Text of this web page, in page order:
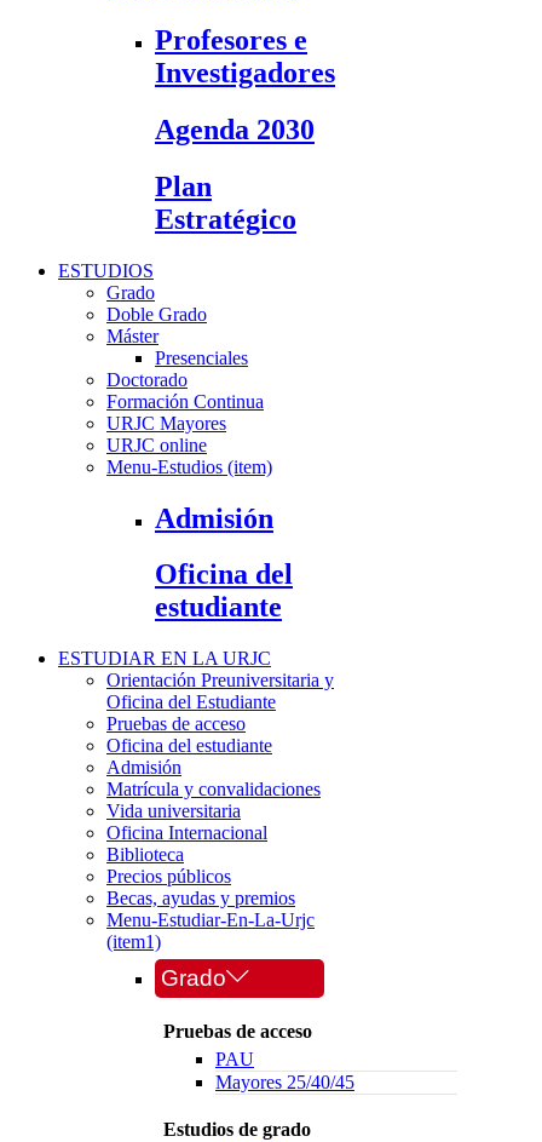
Profesores e
Investigadores
Agenda 2030
Plan
Estratégico
ESTUDIOS
Grado
Doble Grado
Máster
Presenciales
Doctorado
Formación Continua
URJC Mayores
URJC online
Menu-Estudios (item)
Admisión
Oficina del
estudiante
ESTUDIAR EN LA URJC
Orientación Preuniversitaria y
Oficina del Estudiante
Pruebas de acceso
Oficina del estudiante
Admisión
Matrícula y convalidaciones
Vida universitaria
Oficina Internacional
Biblioteca
Precios públicos
Becas, ayudas y premios
Menu-Estudiar-En-La-Urjc
(item1)
Grado
Pruebas de acceso
PAU
Mayores 25/40/45
Estudios de grado